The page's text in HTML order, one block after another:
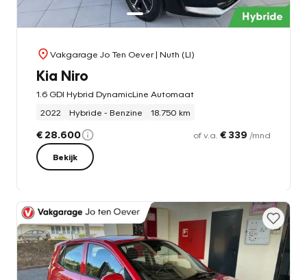
Vakgarage Jo Ten Oever| Nuth (LI)
Kia Niro
1.6 GDI Hybrid DynamicLine Automaat
2022
Hybride - Benzine 18.750 km
€ 28.600 of v.a. € 339 /mnd
Bekijk